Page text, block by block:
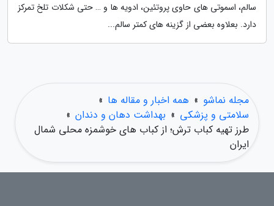
سالم، اسموتی های حاوی پروتئین، ادویه ها و … حتی شکلات تلخ تمرکز
دارد. بعلاوه بعضی از گزینه های کمتر سالم...
مجله نماشو » همه اخبار و مقاله ها »
سلامتی و پزشکی » بهداشت دهان و دندان »
طرز تهیه کباب ترش؛ از کباب های خوشمزه محلی شمال
ایران